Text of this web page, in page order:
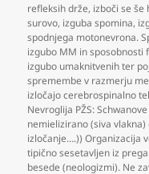
refleksih drže, izboči se še
surovo, izguba spomina,
spodnjega motonevrona.
izgubo MM in sposobnosti
izgubo umaknitvenih ter
spremembe v razmerju
izločajo cerebrospinalno
Nevroglija PŽS:
nemielizirano (siva vlakna)
izločanje….)) Organizacija
tipično sesetavljen iz
besede (neologizmi). Ne